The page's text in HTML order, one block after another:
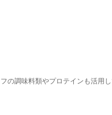
の調味料類やプロテインも活用